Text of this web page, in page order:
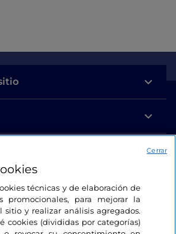
técnicas y de elaboración de
promocionales, para mejorar la
sitio y realizar análisis agregados.
cookies (divididas por categorías)
Cerrar